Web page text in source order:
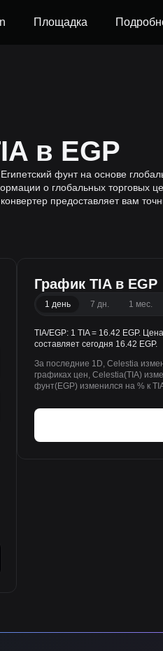
Площадка
в EGP
фунт на основе
о глобальных торговых
предоставляет вам
График TIA в EGP
1 день 7 дн. 1 мес.
TIA/EGP: 1 TIA = 16.42 EGP.
составляет сегодня 16.42 EGP.
За последние 1D, Celestia
графиках цен, Celestia(TIA)
фунт(EGP) изменился на % к